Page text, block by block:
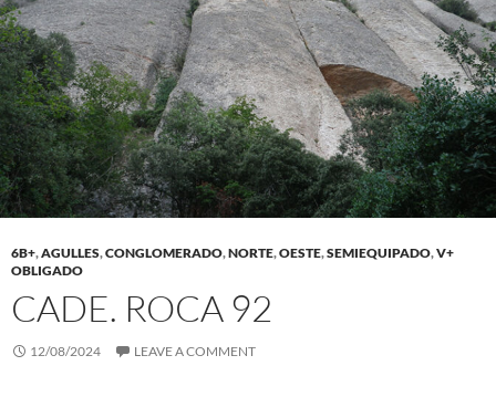
6B+,AGULLES,CONGLOMERADO,NORTE,OESTE,SEMIEQUIPADO,V+
OBLIGADO
CADE. ROCA 92
12/08/2024 LEAVE A COMMENT